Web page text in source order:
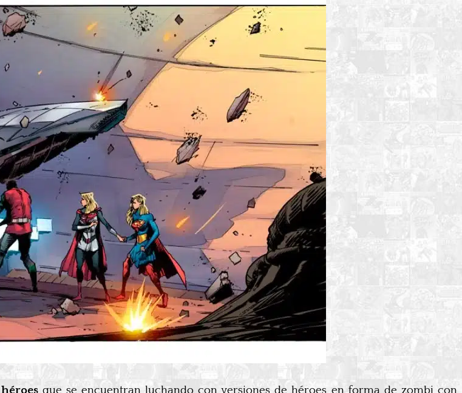
que se encuentran luchando con versiones de héroes en forma de zombi con